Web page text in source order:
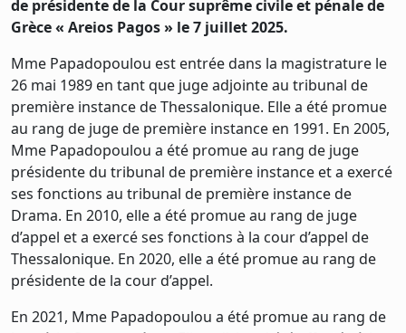
de présidente de la Cour suprême civile et pénale de
Grèce « Areios Pagos » le 7 juillet 2025.
Mme Papadopoulou est entrée dans la magistrature le
26 mai 1989 en tant que juge adjointe au tribunal de
première instance de Thessalonique. Elle a été promue
au rang de juge de première instance en 1991. En 2005,
Mme Papadopoulou a été promue au rang de juge
présidente du tribunal de première instance et a exercé
ses fonctions au tribunal de première instance de
Drama. En 2010, elle a été promue au rang de juge
d’appel et a exercé ses fonctions à la cour d’appel de
Thessalonique. En 2020, elle a été promue au rang de
présidente de la cour d’appel.
En 2021, Mme Papadopoulou a été promue au rang de